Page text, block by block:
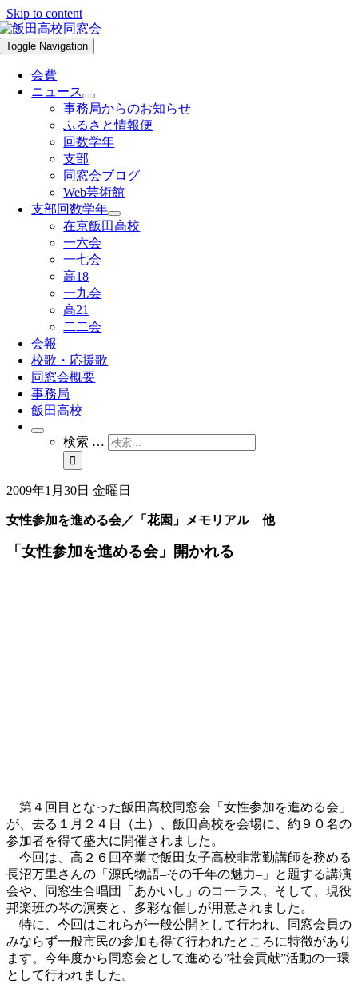
Skip to content
Toggle Navigation
会費
ニュース
事務局からのお知らせ
ふるさと情報便
回数学年
支部
同窓会ブログ
Web芸術館
支部回数学年
在京飯田高校
一六会
一七会
高18
一九会
高21
二二会
会報
校歌・応援歌
同窓会概要
事務局
飯田高校
検索 …
2009年1月30日 金曜日
女性参加を進める会／「花園」メモリアル 他
「女性参加を進める会」開かれる
第４回目となった飯田高校同窓会「女性参加を進める会」
が、去る１月２４日（土）、飯田高校を会場に、約９０名の
参加者を得て盛大に開催されました。
今回は、高２６回卒業で飯田女子高校非常勤講師を務める
長沼万里さんの「源氏物語–その千年の魅力–」と題する講演
会や、同窓生合唱団「あかいし」のコーラス、そして、現役
邦楽班の琴の演奏と、多彩な催しが用意されました。
特に、今回はこれらが一般公開として行われ、同窓会員の
みならず一般市民の参加も得て行われたところに特徴があり
ます。今年度から同窓会として進める”社会貢献”活動の一環
として行われました。